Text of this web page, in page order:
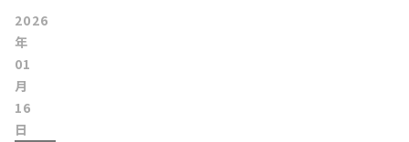
2026
年
01
月
16
日